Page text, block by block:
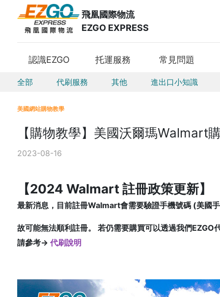
飛凰國際物流
EZGO EXPRESS
認識EZGO 托運服務 常見問題
全部 代刷服務 其他 進出口小知識
美國網站購物教學
【購物教學】美國沃爾瑪Walmart
2023-08-16
【2024 Walmart 註冊政策更新】
最新消息，目前註冊Walmart會需要驗證手機號碼 (美國
故可能無法順利註冊。 若仍需要購買可以透過我們EZGO
請參考→ 代刷說明